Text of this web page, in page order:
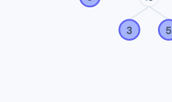
3 5